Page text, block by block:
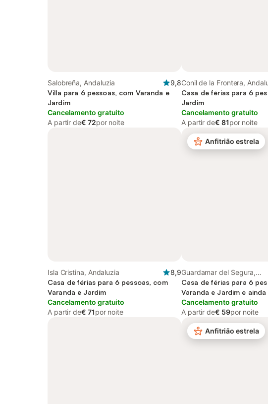
Salobreña, Andaluzia
9,8
Villa para 6 pessoas, com Varanda e
Jardim
Cancelamento gratuito
A partir de€ 72por noite
Conil de la Frontera,
Casa de férias para 6
Jardim
Cancelamento gratuito
A partir de€ 81por noite
Isla Cristina, Andaluzia
8,9
Casa de férias para 6 pessoas, com
Varanda e Jardim
Cancelamento gratuito
A partir de€ 71por noite
Anfitrião estrela
Guardamar del Segura,
Comunidade Valenciana
Casa de férias para 6
Varanda e Jardim e ainda
infantil and Sauna
Cancelamento gratuito
A partir de€ 59por noite
Anfitrião estrela